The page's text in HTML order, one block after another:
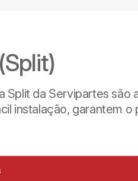
Split da Servipartes
instalação, garantem